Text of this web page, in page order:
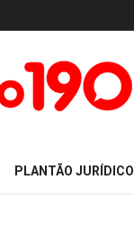
PLANTÃO JURÍDICO